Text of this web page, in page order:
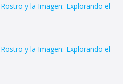
y la Imagen: Explorando el
y la Imagen: Explorando el